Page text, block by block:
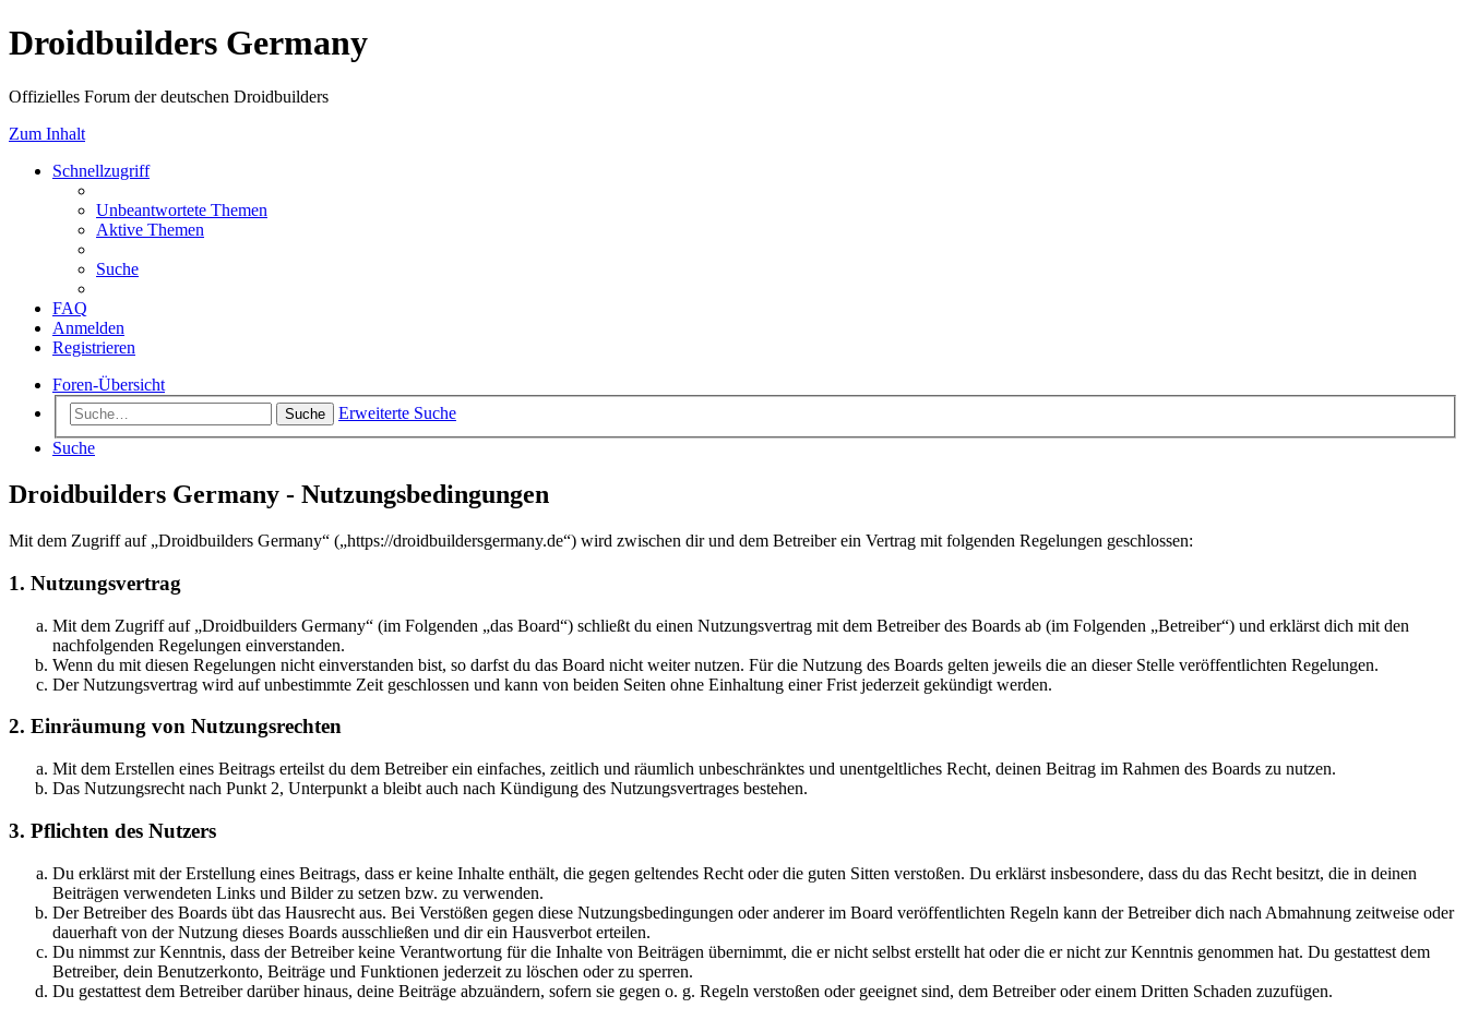
Droidbuilders Germany
Offizielles Forum der deutschen Droidbuilders
Zum Inhalt
Schnellzugriff
Unbeantwortete Themen
Aktive Themen
Suche
FAQ
Anmelden
Registrieren
Foren-Übersicht
Suche
Erweiterte Suche
Suche
Droidbuilders Germany - Nutzungsbedingungen
Mit dem Zugriff auf „Droidbuilders Germany“ („https://droidbuildersgermany.de“) wird zwischen dir und dem Betreiber ein Vertrag mit folgenden Regelungen geschlossen:
1. Nutzungsvertrag
Mit dem Zugriff auf „Droidbuilders Germany“ (im Folgenden „das Board“) schließt du einen Nutzungsvertrag mit dem Betreiber des Boards ab (im Folgenden „Betreiber“) und erklärst dich mit den
nachfolgenden Regelungen einverstanden.
Wenn du mit diesen Regelungen nicht einverstanden bist, so darfst du das Board nicht weiter nutzen. Für die Nutzung des Boards gelten jeweils die an dieser Stelle veröffentlichten Regelungen.
Der Nutzungsvertrag wird auf unbestimmte Zeit geschlossen und kann von beiden Seiten ohne Einhaltung einer Frist jederzeit gekündigt werden.
2. Einräumung von Nutzungsrechten
Mit dem Erstellen eines Beitrags erteilst du dem Betreiber ein einfaches, zeitlich und räumlich unbeschränktes und unentgeltliches Recht, deinen Beitrag im Rahmen des Boards zu nutzen.
Das Nutzungsrecht nach Punkt 2, Unterpunkt a bleibt auch nach Kündigung des Nutzungsvertrages bestehen.
3. Pflichten des Nutzers
Du erklärst mit der Erstellung eines Beitrags, dass er keine Inhalte enthält, die gegen geltendes Recht oder die guten Sitten verstoßen. Du erklärst insbesondere, dass du das Recht besitzt, die in deinen
Beiträgen verwendeten Links und Bilder zu setzen bzw. zu verwenden.
Der Betreiber des Boards übt das Hausrecht aus. Bei Verstößen gegen diese Nutzungsbedingungen oder anderer im Board veröffentlichten Regeln kann der Betreiber dich nach Abmahnung zeitweise oder
dauerhaft von der Nutzung dieses Boards ausschließen und dir ein Hausverbot erteilen.
Du nimmst zur Kenntnis, dass der Betreiber keine Verantwortung für die Inhalte von Beiträgen übernimmt, die er nicht selbst erstellt hat oder die er nicht zur Kenntnis genommen hat. Du gestattest dem
Betreiber, dein Benutzerkonto, Beiträge und Funktionen jederzeit zu löschen oder zu sperren.
Du gestattest dem Betreiber darüber hinaus, deine Beiträge abzuändern, sofern sie gegen o. g. Regeln verstoßen oder geeignet sind, dem Betreiber oder einem Dritten Schaden zuzufügen.